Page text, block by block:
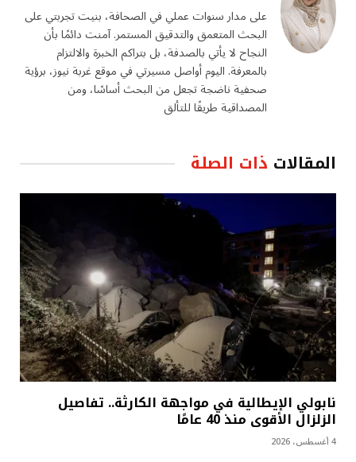
على مدار سنوات عملي في الصحافة، بنيت تجربتي على
البحث المتعمق والتدقيق المستمر. آمنت دائمًا بأن
النجاح لا يأتي بالصدفة، بل بتراكم الخبرة والالتزام
بالمعرفة. اليوم أواصل مسيرتي في موقع غربة نيوز، برؤية
صحفية ناضجة تجعل من البحث أساسًا، ومن
المصداقية طريقًا للتألق
المقالات ذات الصلة
نابولي الإيطالية في مواجهة الكارثة.. تفاصيل
الزلزال الأقوى منذ 40 عامًا
4 أغسطس، 2026